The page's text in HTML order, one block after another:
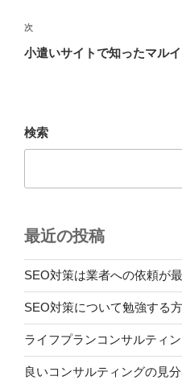
ビ
ゲ
ン
稿
次
の
次
小遣いサイトで知ったマル
検索
最近の投稿
SEO対策は業者への依頼が
SEO対策について勉強する
ライフプランコンサルティ
良いコンサルティングの見